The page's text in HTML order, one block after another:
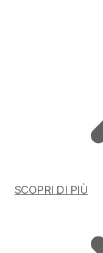
SCOPRI DI PIÙ